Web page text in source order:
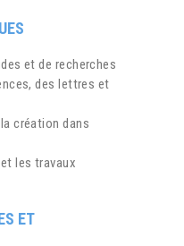
et de recherches
des lettres et
création dans
les travaux
ET